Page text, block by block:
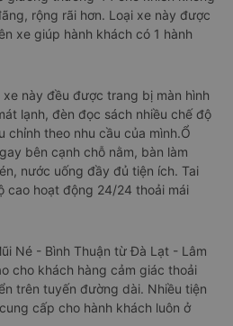
rộng rãi hơn. Loại xe này được
xe giúp hành khách có 1 hành
này đều được trang bị màn hình
lạnh, đèn đọc sách nhiều chế độ
chỉnh theo nhu cầu của mình.Ổ
bên cạnh chỗ nằm, bàn làm
nước uống đầy đủ tiện ích. Tai
cao hoạt động 24/24 thoải mái
Né - Bình Thuận từ Đà Lạt - Lâm
cho khách hàng cảm giác thoải
trên tuyến đường dài. Nhiều tiện
cấp cho hành khách luôn ở